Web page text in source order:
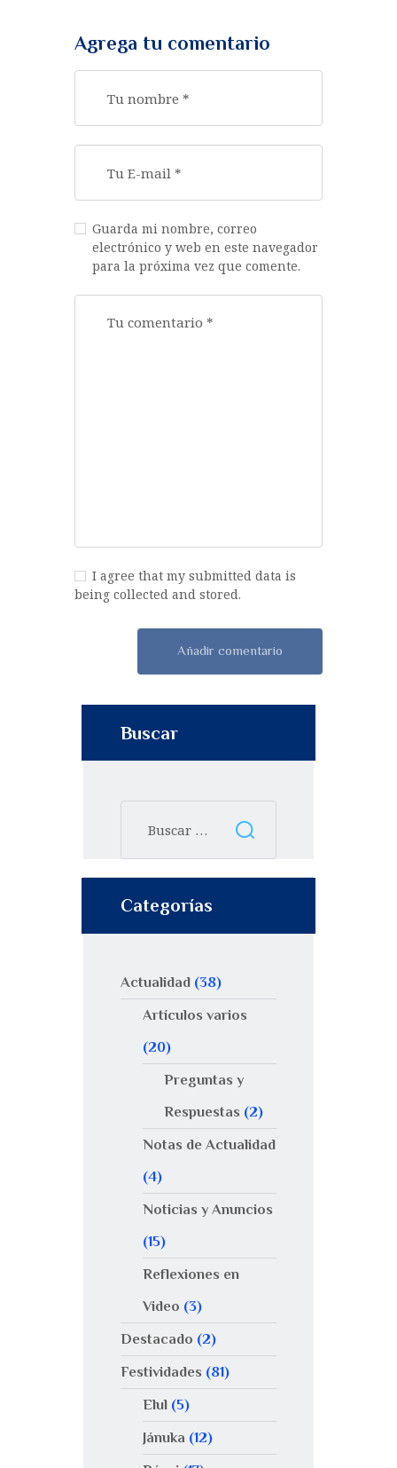
Agrega tu comentario
Guarda mi nombre, correo
electrónico y web en este navegador
para la próxima vez que comente.
I agree that my submitted data is
being collected and stored.
Buscar
Categorías
Actualidad (38)
Artículos varios
(20)
Preguntas y
Respuestas (2)
Notas de Actualidad
(4)
Noticias y Anuncios
(15)
Reflexiones en
Video (3)
Destacado (2)
Festividades (81)
Elul(5)
Jánuka (12)